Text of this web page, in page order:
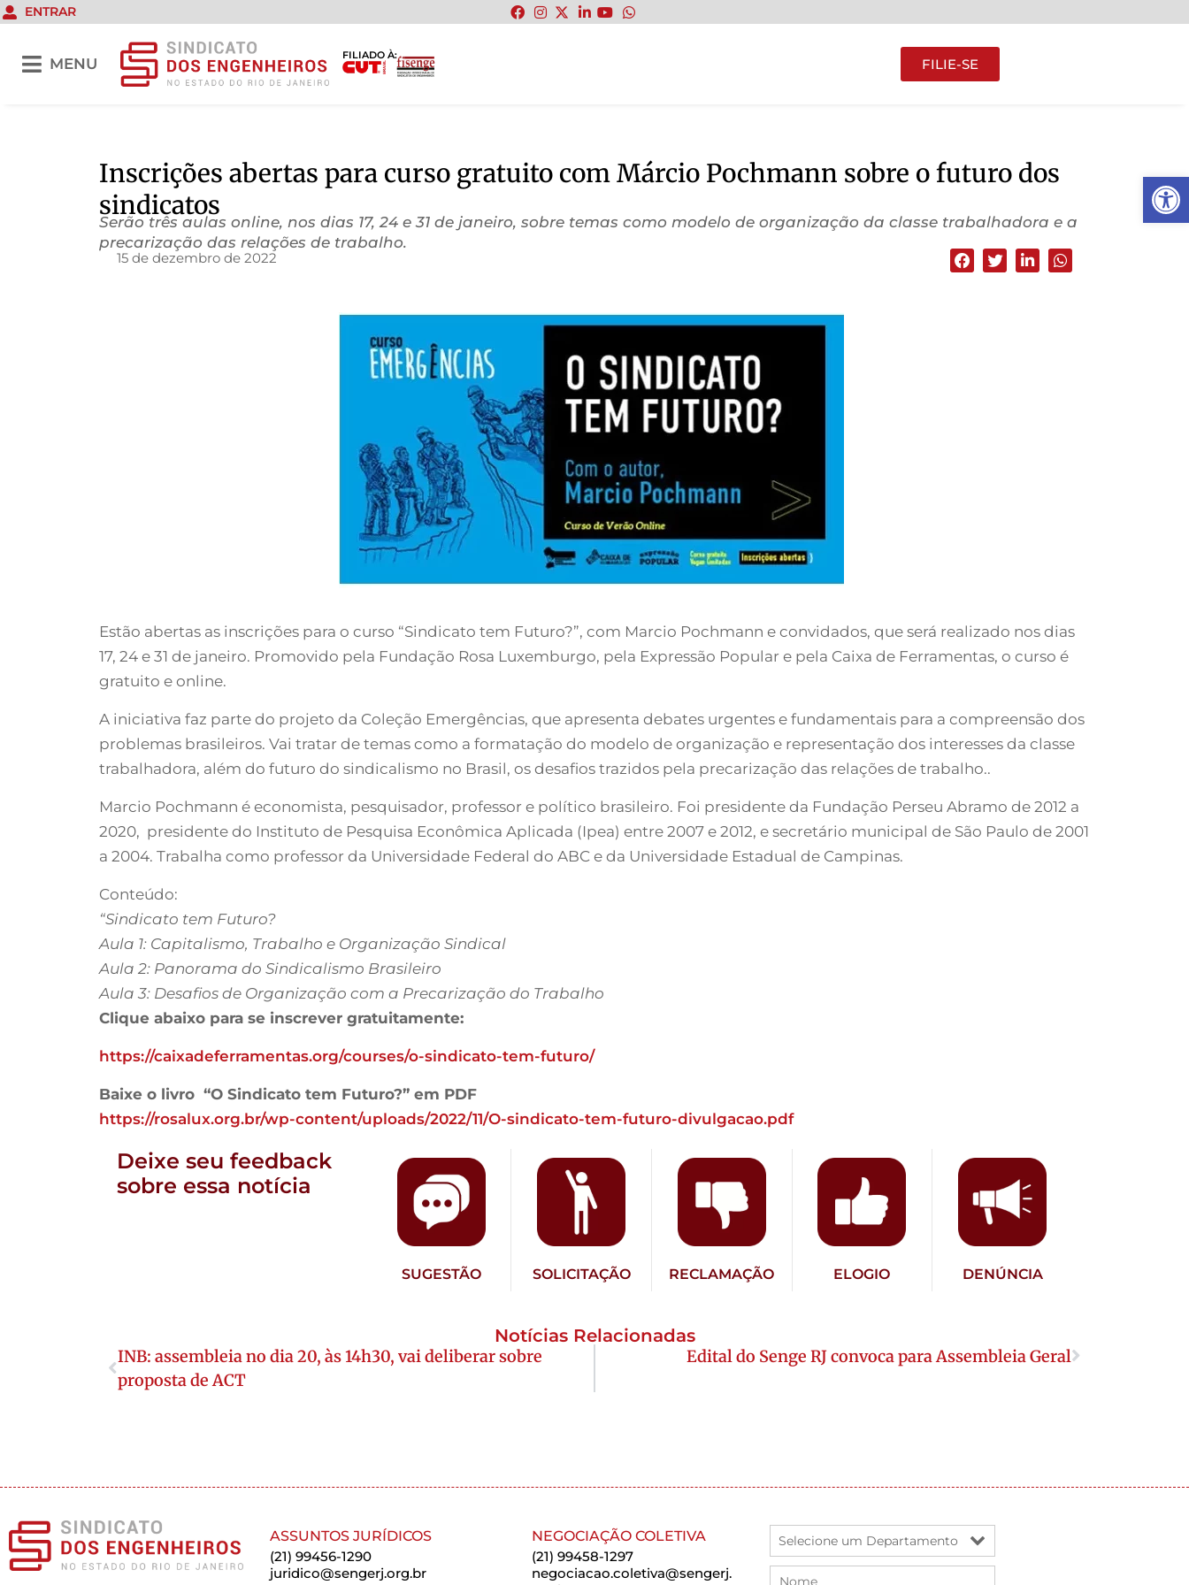
Abrir
ENTRAR
MENU
FILIADO À:
FILIE-SE
Inscrições abertas para curso gratuito com Márcio Pochmann sobre o futuro dos
sindicatos
Serão três aulas online, nos dias 17, 24 e 31 de janeiro, sobre temas como modelo de organização da classe trabalhadora e a
precarização das relações de trabalho.
15 de dezembro de 2022
Estão abertas as inscrições para o curso “Sindicato tem Futuro?”, com Marcio Pochmann e convidados, que será realizado nos dias
17, 24 e 31 de janeiro. Promovido pela Fundação Rosa Luxemburgo, pela Expressão Popular e pela Caixa de Ferramentas, o curso é
gratuito e online.
A iniciativa faz parte do projeto da Coleção Emergências, que apresenta debates urgentes e fundamentais para a compreensão dos
problemas brasileiros. Vai tratar de temas como a formatação do modelo de organização e representação dos interesses da classe
trabalhadora, além do futuro do sindicalismo no Brasil, os desafios trazidos pela precarização das relações de trabalho..
Marcio Pochmann é economista, pesquisador, professor e político brasileiro. Foi presidente da Fundação Perseu Abramo de 2012 a
2020, presidente do Instituto de Pesquisa Econômica Aplicada (Ipea) entre 2007 e 2012, e secretário municipal de São Paulo de 2001
a 2004. Trabalha como professor da Universidade Federal do ABC e da Universidade Estadual de Campinas.
Conteúdo:
“Sindicato tem Futuro?
Aula 1: Capitalismo, Trabalho e Organização Sindical
Aula 2: Panorama do Sindicalismo Brasileiro
Aula 3: Desafios de Organização com a Precarização do Trabalho
Clique abaixo para se inscrever gratuitamente:
https://caixadeferramentas.org/courses/o-sindicato-tem-futuro/
Baixe o livro “O Sindicato tem Futuro?” em PDF
https://rosalux.org.br/wp-content/uploads/2022/11/O-sindicato-tem-futuro-divulgacao.pdf
Deixe seu feedback
sobre essa notícia
SUGESTÃO SOLICITAÇÃO RECLAMAÇÃO ELOGIO DENÚNCIA
Notícias Relacionadas
INB: assembleia no dia 20, às 14h30, vai deliberar sobre
proposta de ACT
Edital do Senge RJ convoca para Assembleia Geral
ASSUNTOS JURÍDICOS
(21) 99456-1290
juridico@sengerj.org.br
NEGOCIAÇÃO COLETIVA
(21) 99458-1297
negociacao.coletiva@sengerj.